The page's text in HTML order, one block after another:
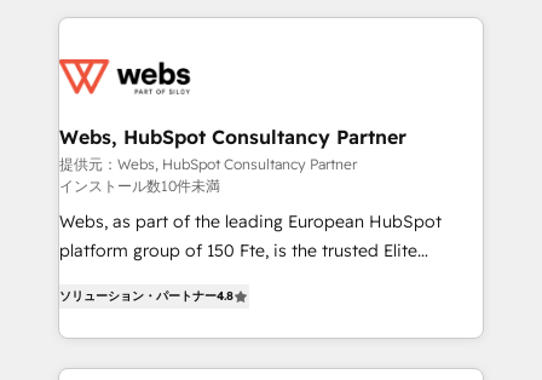
migrations from other platforms, systems
integration, extensibility, custom development, and
adoption, sales process and marketing results.
the first time 🔧 Designing and optimising your
and build using HubSpot 🔌 Integrating HubSpot
with other systems 🎓 Training your teams to be
HubSpot pros 📊 Lead generation services using
HubSpot Why us? - SIX HubSpot Accreditations -
awarded by HubSpot after a rigorous process for
Migration, Custom Integration & Platform
Enablement -Onboarded over 500 businesses to
HubSpot -Top 1% of partners worldwide -In-house
Webs, HubSpot Consultancy Partner
提供元：Webs, HubSpot Consultancy Partner
インストール数10件未満
Webs, as part of the leading European HubSpot
platform group of 150 Fte, is the trusted Elite
maximizing EBITDA and achieving Commercial
Excellence. With our targeted processes, we
strengthen your digital transformation and minimize
ソリューション・パートナー4.8